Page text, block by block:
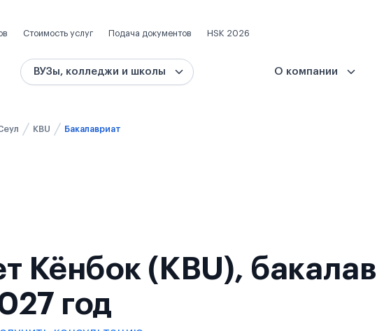
Стоимость услуг Подача документов HSK 2026
ВУЗы, колледжи и школы О компании
KBU Бакалавриат
Кёнбок (KBU),
год